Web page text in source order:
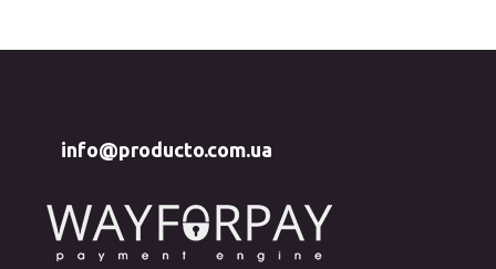
info@producto.com.ua